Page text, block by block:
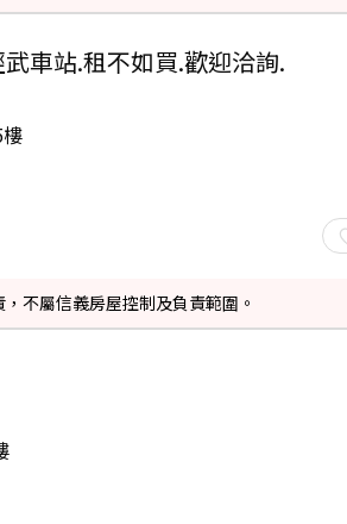
車站.租不如買.歡迎洽詢.
樓
不屬信義房屋控制及負責範圍。